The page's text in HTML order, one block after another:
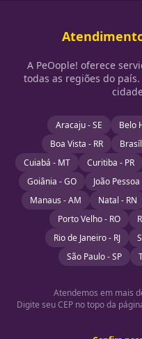
A PeOople! oferece
todas as regiões do
Aracaju - SE Belo
Boa Vista - RR
Cuiabá - MT
Curitiba - PR
Goiânia - GO
João Pessoa
Manaus - AM
Natal - RN
Porto Velho - RO
Rio de Janeiro - RJ
São Paulo - SP
Atendemos em mais
Digite seu CEP no topo da